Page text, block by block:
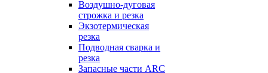
Воздушно-дуговая
строжка и резка
Экзотермическая
резка
Подводная сварка и
резка
Запасные части ARC